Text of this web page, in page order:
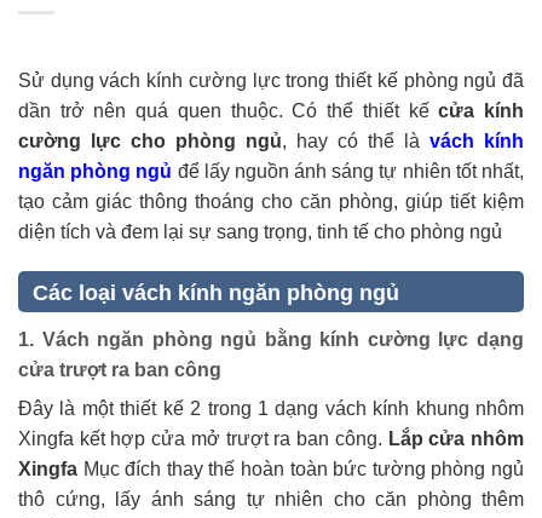
Sử dụng vách kính cường lực trong thiết kế phòng ngủ đã
dần trở nên quá quen thuộc. Có thể thiết kếcửa kính
cường lực cho phòng ngủ, hay có thể là vách kính
ngăn phòng ngủ để lấy nguồn ánh sáng tự nhiên tốt nhất,
tạo cảm giác thông thoáng cho căn phòng, giúp tiết kiệm
diện tích và đem lại sự sang trọng, tinh tế cho phòng ngủ
Các loại vách kính ngăn phòng ngủ
1. Vách ngăn phòng ngủ bằng kính cường lực dạng
cửa trượt ra ban công
Đây là một thiết kế 2 trong 1 dạng vách kính khung nhôm
Xingfa kết hợp cửa mở trượt ra ban công. Lắp cửa nhôm
Xingfa Mục đích thay thế hoàn toàn bức tường phòng ngủ
thô cứng, lấy ánh sáng tự nhiên cho căn phòng thêm